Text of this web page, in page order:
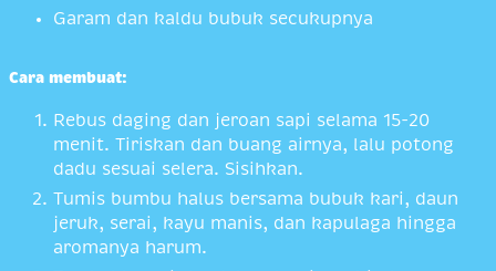
Garam dan kaldu bubuk secukupnya
Cara membuat:
Rebus daging dan jeroan sapi selama 15-20
menit. Tiriskan dan buang airnya, lalu potong
dadu sesuai selera. Sisihkan.
Tumis bumbu halus bersama bubuk kari, daun
jeruk, serai, kayu manis, dan kapulaga hingga
aromanya harum.